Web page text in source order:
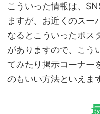
こういった情報は、
ますが、お近くのスー
なるとこういったポス
がありますので、こう
てみたり掲示コーナー
のもいい方法といえま